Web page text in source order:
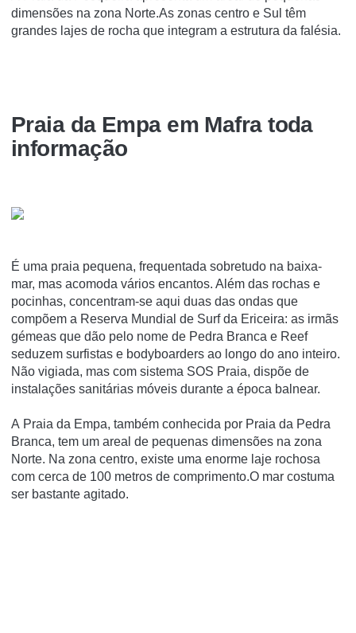
dimensões na zona Norte.As zonas centro e Sul têm
grandes lajes de rocha que integram a estrutura da falésia.
Praia da Empa em Mafra toda
informação
É uma praia pequena, frequentada sobretudo na baixa-
mar, mas acomoda vários encantos. Além das rochas e
pocinhas, concentram-se aqui duas das ondas que
compõem a Reserva Mundial de Surf da Ericeira: as irmãs
gémeas que dão pelo nome de Pedra Branca e Reef
seduzem surfistas e bodyboarders ao longo do ano inteiro.
Não vigiada, mas com sistema SOS Praia, dispõe de
instalações sanitárias móveis durante a época balnear.
A Praia da Empa, também conhecida por Praia da Pedra
Branca, tem um areal de pequenas dimensões na zona
Norte. Na zona centro, existe uma enorme laje rochosa
com cerca de 100 metros de comprimento.O mar costuma
ser bastante agitado.